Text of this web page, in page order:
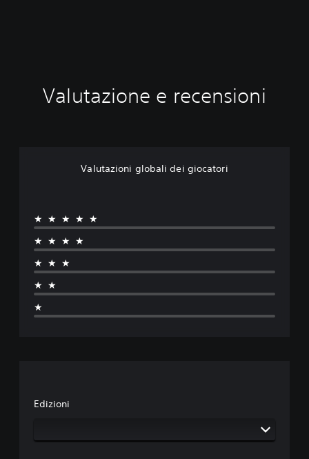
Valutazione e recensioni
Valutazioni globali dei giocatori
★★★★★
★★★★
★★★
★★
★
Edizioni